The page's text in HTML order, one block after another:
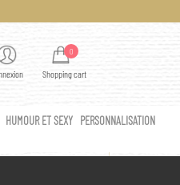
0
Shopping cart
HUMOUR ET SEXY PERSONNALISATION